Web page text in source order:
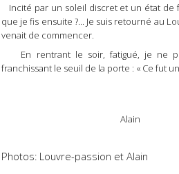
Incité par un soleil discret et un état de
que je fis ensuite ?... Je suis retourné au
venait de commencer.
En rentrant le soir, fatigué, je ne
franchissant le seuil de la porte : « Ce fut
Alain
Photos: Louvre-passion et Alain